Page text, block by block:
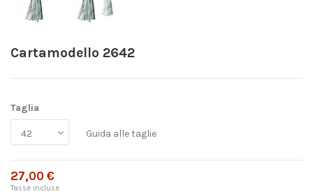
Cartamodello 2642
Taglia
Guida alle taglie
27,00 €
Tasse incluse